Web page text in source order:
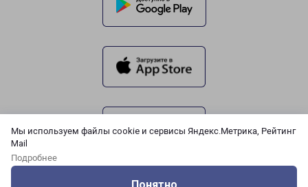
Мы используем файлы cookie и сервисы Яндекс.Метрика, Рейтинг
Mail
Подробнее